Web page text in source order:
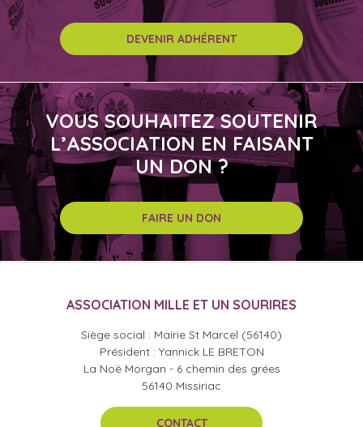
DEVENIR ADHÉRENT
VOUS SOUHAITEZ SOUTENIR
L’ASSOCIATION EN FAISANT
UN DON ?
FAIRE UN DON
ASSOCIATION MILLE ET UN SOURIRES
Siège social : Mairie St Marcel (56140)
Président : Yannick LE BRETON
La Noë Morgan - 6 chemin des grées
56140 Missiriac
CONTACT